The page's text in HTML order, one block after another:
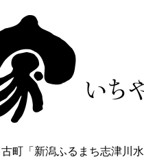
町「新潟ふるまち志津川